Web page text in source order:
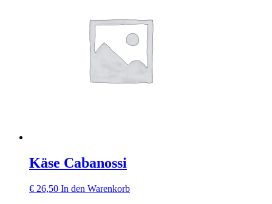
Käse Cabanossi
€ 26,50 In den Warenkorb